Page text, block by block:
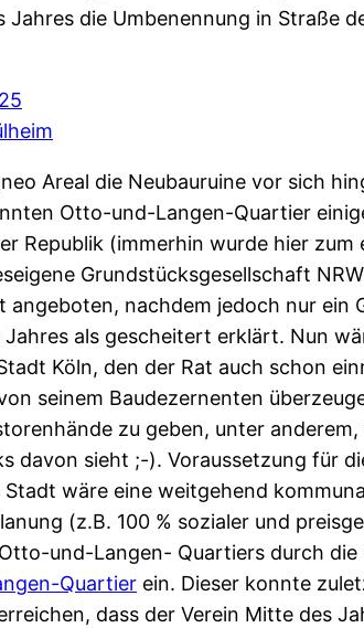
Jahres die Umbenennung in Straße
Areal die Neubauruine vor sich
Otto-und-Langen-Quartier
Republik (immerhin wurde hier
Grundstücksgesellschaft
angeboten, nachdem jedoch nur ein
als gescheitert erklärt. Nun
Köln, den der Rat auch schon
seinem Baudezernenten
zu geben, unter
davon sieht ;-). Voraussetzung für
wäre eine weitgehend
(z.B. 100 % sozialer und
und-Langen- Quartiers durch
Quartier ein. Dieser konnte
dass der Verein Mitte des